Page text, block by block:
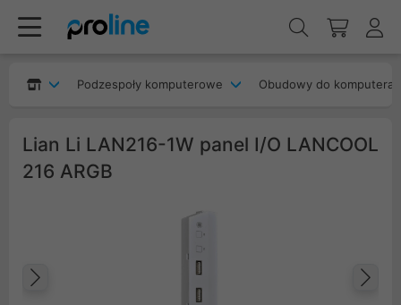
Podzespoły komputerowe Obudowy do komputera
Lian Li LAN216-1W panel I/O LANCOOL
216 ARGB